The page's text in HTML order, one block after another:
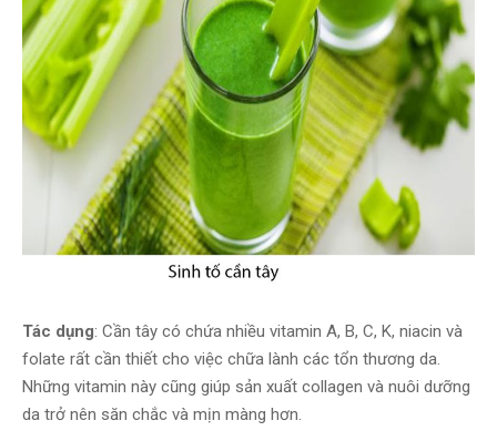
Tác dụng: Cần tây có chứa nhiều vitamin A, B, C, K, niacin và
folate rất cần thiết cho việc chữa lành các tổn thương da.
Những vitamin này cũng giúp sản xuất collagen và nuôi dưỡng
da trở nên săn chắc và mịn màng hơn.